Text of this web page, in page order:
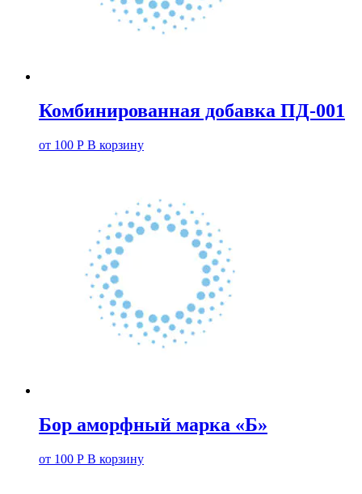
Комбинированная добавка ПД-001
от 100 Р В корзину
Бор аморфный марка «Б»
от 100 Р В корзину